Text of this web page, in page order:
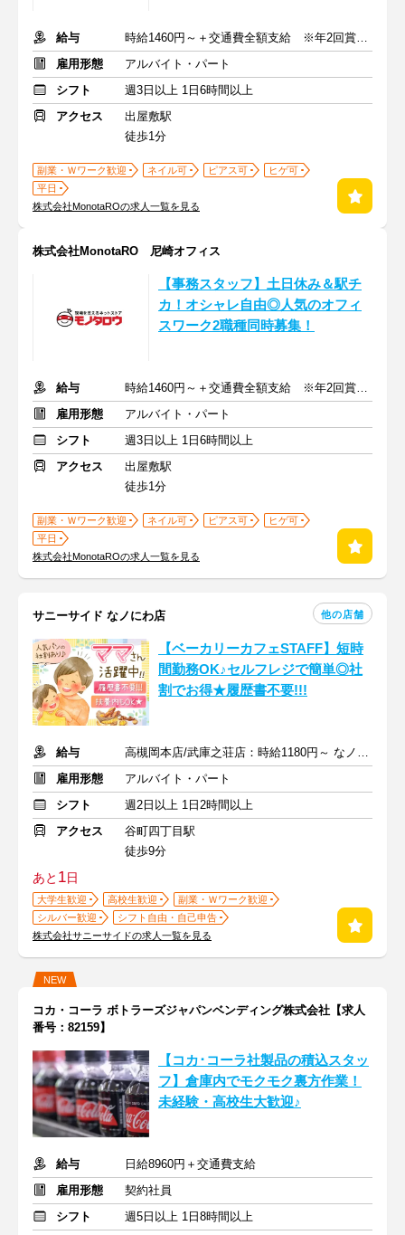
給与
時給1460円～＋交通費全額支給 ※年2回賞与あり
雇用形態
アルバイト・パート
シフト
週3日以上 1日6時間以上
アクセス
出屋敷駅
徒歩1分
副業・Ｗワーク歓迎 ネイル可 ピアス可
ヒゲ可
平日
株式会社MonotaROの求人一覧を見る
株式会社MonotaRO 尼崎オフィス
【事務スタッフ】土日休み＆駅チ
カ！オシャレ自由◎人気のオフィ
スワーク2職種同時募集！
給与
時給1460円～＋交通費全額支給 ※年2回賞与あり
雇用形態
アルバイト・パート
シフト
週3日以上 1日6時間以上
アクセス
出屋敷駅
徒歩1分
副業・Ｗワーク歓迎 ネイル可 ピアス可
ヒゲ可
平日
株式会社MonotaROの求人一覧を見る
サニーサイド なノにわ店 他の店舗
【ベーカリーカフェSTAFF】短時
間勤務OK♪セルフレジで簡単◎社
割でお得★履歴書不要!!!
給与
高槻岡本店/武庫之荘店：時給1180円～ なノにわ店：時給1200円～
雇用形態
アルバイト・パート
シフト
週2日以上 1日2時間以上
アクセス
谷町四丁目駅
徒歩9分
あと 1日
大学生歓迎 高校生歓迎
副業・Ｗワーク歓迎
シルバー歓迎
シフト自由・自己申告
株式会社サニーサイドの求人一覧を見る
NEW
コカ・コーラ ボトラーズジャパンベンディング株式会社【求人
番号：82159】
【コカ･コーラ社製品の積込スタッ
フ】倉庫内でモクモク裏方作業！
未経験・高校生大歓迎♪
給与
日給8960円＋交通費支給
雇用形態
契約社員
シフト
週5日以上 1日8時間以上